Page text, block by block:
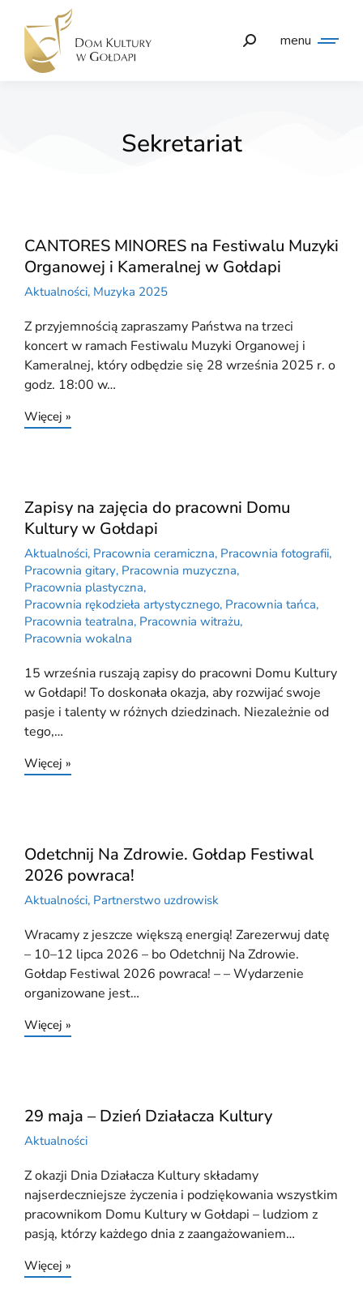
menu
Sekretariat
CANTORES MINORES na Festiwalu Muzyki
Organowej i Kameralnej w Gołdapi
Aktualności, Muzyka 2025
Z przyjemnością zapraszamy Państwa na trzeci
koncert w ramach Festiwalu Muzyki Organowej i
Kameralnej, który odbędzie się 28 września 2025 r. o
godz. 18:00 w…
Więcej »
Zapisy na zajęcia do pracowni Domu
Kultury w Gołdapi
Aktualności, Pracownia ceramiczna, Pracownia fotografii,
Pracownia gitary, Pracownia muzyczna,
Pracownia plastyczna,
Pracownia rękodzieła artystycznego, Pracownia tańca,
Pracownia teatralna, Pracownia witrażu,
Pracownia wokalna
15 września ruszają zapisy do pracowni Domu Kultury
w Gołdapi! To doskonała okazja, aby rozwijać swoje
pasje i talenty w różnych dziedzinach. Niezależnie od
tego,…
Więcej »
Odetchnij Na Zdrowie. Gołdap Festiwal
2026 powraca!
Aktualności, Partnerstwo uzdrowisk
Wracamy z jeszcze większą energią! Zarezerwuj datę
– 10–12 lipca 2026 – bo Odetchnij Na Zdrowie.
Gołdap Festiwal 2026 powraca! – – Wydarzenie
organizowane jest…
Więcej »
29 maja – Dzień Działacza Kultury
Aktualności
Z okazji Dnia Działacza Kultury składamy
najserdeczniejsze życzenia i podziękowania wszystkim
pracownikom Domu Kultury w Gołdapi – ludziom z
pasją, którzy każdego dnia z zaangażowaniem…
Więcej »